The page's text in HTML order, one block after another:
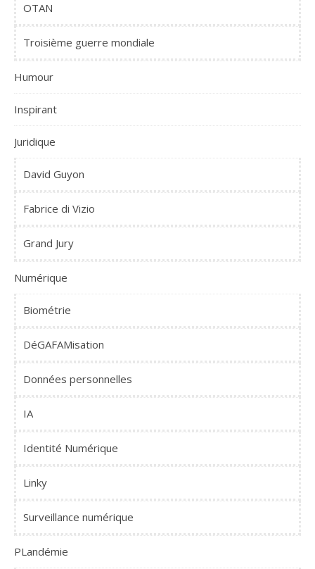
OTAN
Troisième guerre mondiale
Humour
Inspirant
Juridique
David Guyon
Fabrice di Vizio
Grand Jury
Numérique
Biométrie
DéGAFAMisation
Données personnelles
IA
Identité Numérique
Linky
Surveillance numérique
PLandémie